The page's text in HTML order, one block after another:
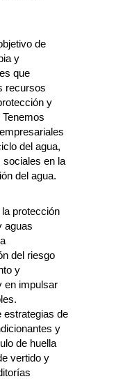
de
y
que
recursos
y
del agua,
sociales en la
del agua.
protección
aguas
del riesgo
y
en impulsar
estrategias de
y
de huella
vertido y